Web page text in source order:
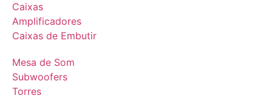
Caixas
Amplificadores
Caixas de Embutir
Mesa de Som
Subwoofers
Torres